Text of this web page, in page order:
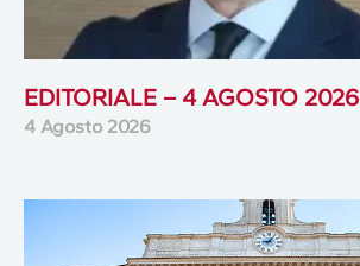
EDITORIALE – 4 AGOSTO 2026
4 Agosto 2026